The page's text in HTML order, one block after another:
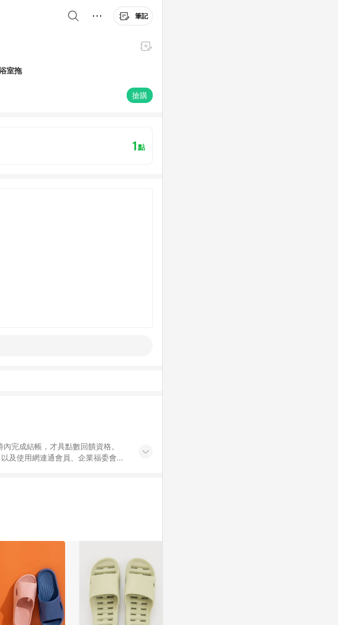
筆記
室拖
搶購
1點
完成結帳，才具點數回饋資格。
及使用網連通會員、企業福委會員
將無法獲得點數回饋。 5. 點數回
饋無上限」)，以同一訂單中同一
售網頁不符，以銷售網頁標示為
180天(含)以上進行申訴，恕無法
紅包之適用商品與使用條件請依點數